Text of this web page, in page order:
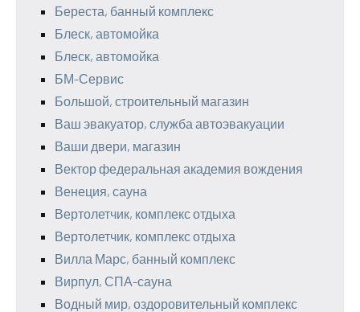
Береста, банный комплекс
Блеск, автомойка
Блеск, автомойка
БМ-Сервис
Большой, строительный магазин
Ваш эвакуатор, служба автоэвакуации
Ваши двери, магазин
Вектор федеральная академия вождения
Венеция, сауна
Вертолетчик, комплекс отдыха
Вертолетчик, комплекс отдыха
Вилла Марс, банный комплекс
Вирпул, СПА-сауна
Водный мир, оздоровительный комплекс